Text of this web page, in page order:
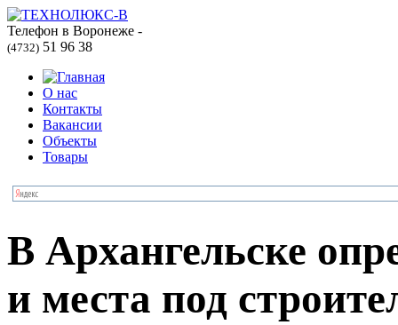
Телефон в Воронеже -
(4732) 51 96 38
О нас
Контакты
Вакансии
Объекты
Товары
В Архангельске
и места под